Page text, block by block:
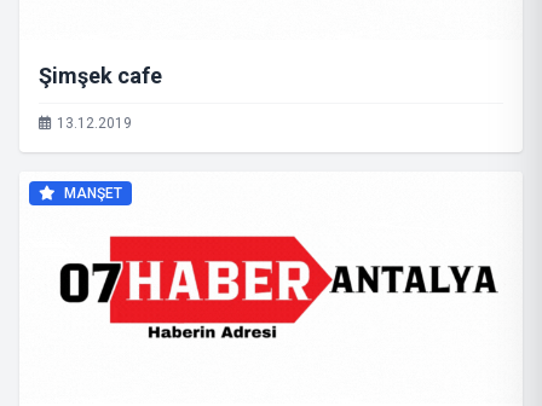
Şimşek cafe
13.12.2019
MANŞET